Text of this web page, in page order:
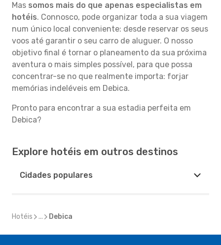
Mas somos mais do que apenas especialistas em
hotéis. Connosco, pode organizar toda a sua viagem
num único local conveniente: desde reservar os seus
voos até garantir o seu carro de aluguer. O nosso
objetivo final é tornar o planeamento da sua próxima
aventura o mais simples possível, para que possa
concentrar-se no que realmente importa: forjar
memórias indeléveis em Debica.
Pronto para encontrar a sua estadia perfeita em
Debica?
Explore hotéis em outros destinos
Cidades populares
Hotéis ... Debica